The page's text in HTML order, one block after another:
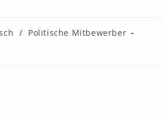
/ Politische Mitbewerber